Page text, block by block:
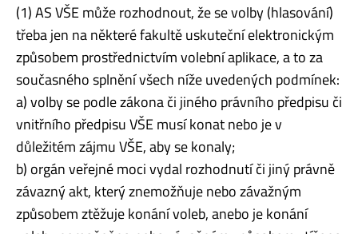
(1) AS VŠE může rozhodnout, že se volby (hlasování)
třeba jen na některé fakultě uskuteční elektronickým
způsobem prostřednictvím volební aplikace, a to za
současného splnění všech níže uvedených podmínek:
a) volby se podle zákona či jiného právního předpisu či
vnitřního předpisu VŠE musí konat nebo je v
důležitém zájmu VŠE, aby se konaly;
b) orgán veřejné moci vydal rozhodnutí či jiný právně
závazný akt, který znemožňuje nebo závažným
způsobem ztěžuje konání voleb, anebo je konání